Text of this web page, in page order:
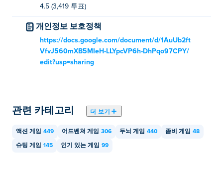
플레이할 수 있나요?
Noob Archer 2는 컴퓨터와 휴대폰, 태블릿과 같은 모바일
기기에서 플레이할 수 있습니다.
4.5 (3,419 투표)
개인정보 보호정책
https://docs.google.com/document/d/1AuUb2ft
VfvJ560mXB5MIeH-LLYpcVP6h-DhPqo97CPY/
edit?usp=sharing
관련 카테고리 더 보기
액션 게임 449 어드벤쳐 게임 306 두뇌 게임 440 좀비 게임 48
슈팅 게임 145 인기 있는 게임 99